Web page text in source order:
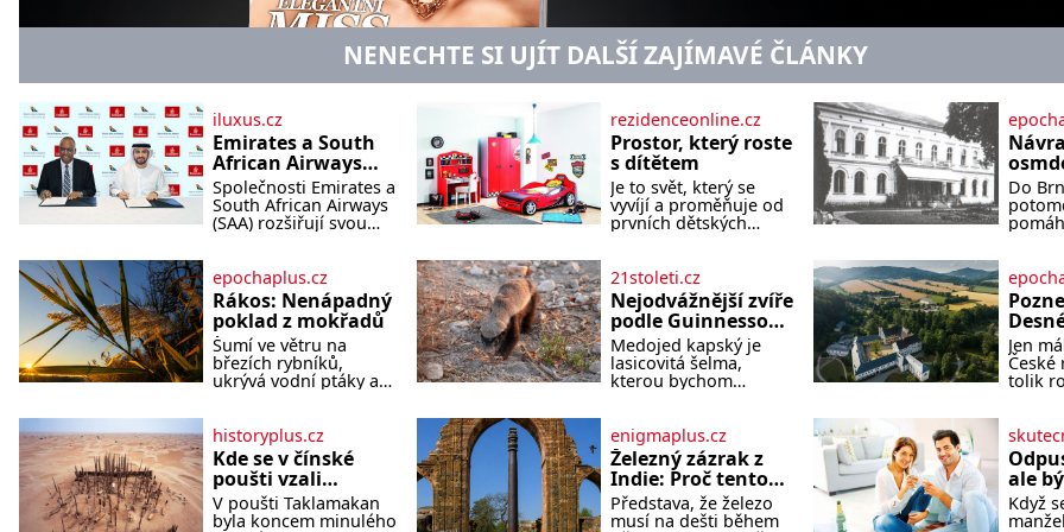
NENECHTE SI UJÍT DALŠÍ ZAJÍMAVÉ ČLÁNKY
iluxus.cz
Emirates a South
African Airways
rozšiřují
partnerství.
Cestujícím nově
jižní a střední
Africe
Společnosti Emirates a
South African Airways
(SAA) rozšiřují svou
spolupráci. Nová
reciproční dohoda
zpřístupní cestujícím
devět dalších destinací
v jižní a střední Africe
a u
rezidenceonline.cz
Prostor, který roste
s dítětem
Je to svět, který se
vyvíjí a proměňuje od
prvních dětských
navržený pokoj
podporuje bezpečí,
kreativitu, soustředění
i odpočinek a reaguje
na každou etapu
života a specifické
potřeby dítěte. Pro
měkkost a bezpečí,
proto by pokoj
miminka měl působit
především klidně a
útulně. Předškolní věk
je
Do
druhá
Löw-
Kohn
kultury
2026.
Místa,
epochaplus.cz
Rákos: Nenápadný
poklad z mokřadů
Šumí ve větru na
březích rybníků,
ukrývá vodní ptáky a
povšimnutí. Přesto
právě rákos pomáhal
stavět domy, vyrábět
lodě, zapisovat první
texty a inspiroval řadu
pověstí. Tato skromná,
21stoleti.cz
Nejodvážnější zvíře
podle Guinnessovy
knihy rekordů?
Šelmička s pruhem
na hřbetě!
Medojed kapský je
lasicovitá šelma,
kterou bychom
jezevci. Je extrémně
nebojácná, ostatně
bývá označována za
nejodvážnější zvíře
vůbec. V této
souvislosti je dokonc
Jen
České
tolik
jedné
historyplus.cz
Kde se v čínské
poušti vzali
modroocí
blonďáci?
V poušti Taklamakan
byla koncem minulého
enigmaplus.cz
Železný zázrak z
Indie: Proč tento
sloup už 1 600 let
nezná rez?
Představa, že železo
musí na dešti během
ale
Když